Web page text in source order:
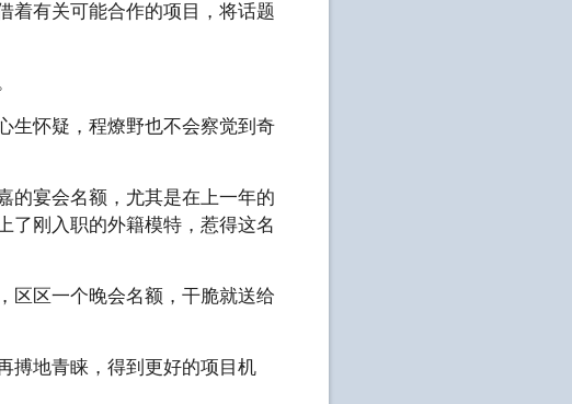
着有关可能合作的项目，将话题
生怀疑，程燎野也不会察觉到奇
的宴会名额，尤其是在上一年的
了刚入职的外籍模特，惹得这名
区区一个晚会名额，干脆就送给
搏地青睐，得到更好的项目机